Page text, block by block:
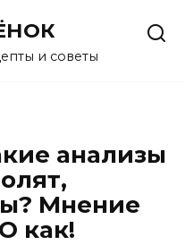
и советы
анализы
Мнение
как!